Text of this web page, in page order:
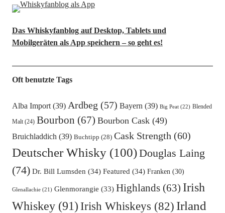
Das Whiskyfanblog auf Desktop, Tablets und
Mobilgeräten als App speichern – so geht es!
Oft benutzte Tags
Alba Import(39) Ardbeg (57) Bayern(39) Big Peat(22) Blended
Malt(24) Bourbon (67) Bourbon Cask(49)
Bruichladdich(39) Buchtipp (28) Cask Strength (60)
Deutscher Whisky(100)Douglas Laing
(74) Dr. Bill Lumsden (34) Featured (34) Franken(30)
Glenallachie(21) Glenmorangie (33) Highlands(63) Irish
Whiskey(91) Irish Whiskeys (82) Irland